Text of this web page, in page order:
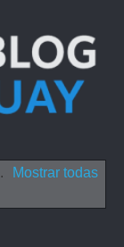
.
Mostrar todas